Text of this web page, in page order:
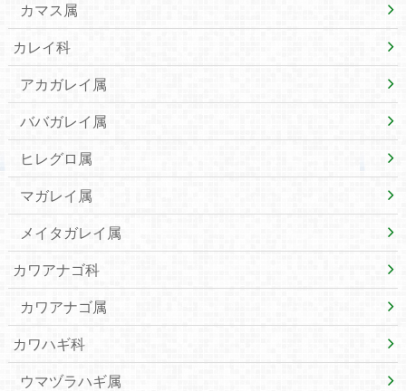
カマス属
カレイ科
アカガレイ属
ババガレイ属
ヒレグロ属
マガレイ属
メイタガレイ属
カワアナゴ科
カワアナゴ属
カワハギ科
ウマヅラハギ属